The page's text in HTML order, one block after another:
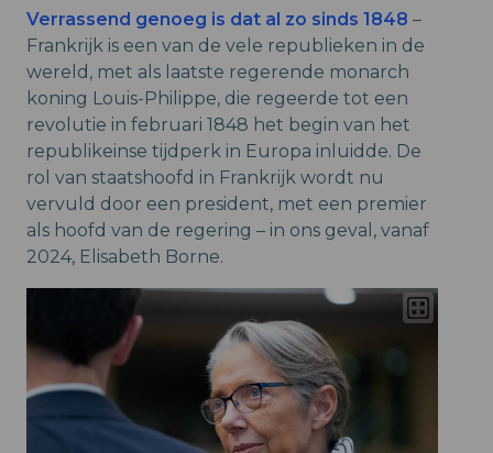
Verrassend genoeg is dat al zo sinds 1848 –
Frankrijk is een van de vele republieken in de
wereld, met als laatste regerende monarch
koning Louis-Philippe, die regeerde tot een
revolutie in februari 1848 het begin van het
republikeinse tijdperk in Europa inluidde. De
rol van staatshoofd in Frankrijk wordt nu
vervuld door een president, met een premier
als hoofd van de regering – in ons geval, vanaf
2024, Elisabeth Borne.